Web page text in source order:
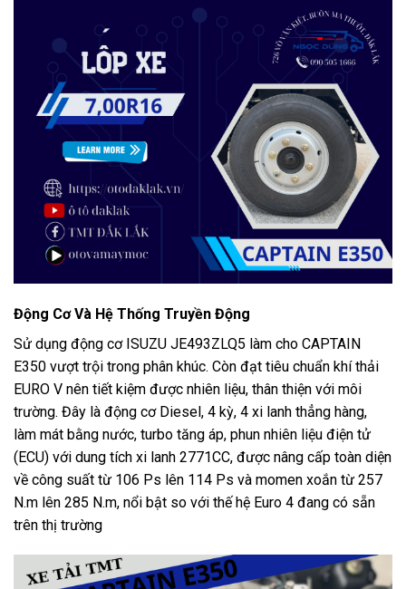
Động Cơ Và Hệ Thống Truyền Động
Sử dụng động cơ ISUZU JE493ZLQ5 làm cho CAPTAIN
E350 vượt trội trong phân khúc. Còn đạt tiêu chuẩn khí thải
EURO V nên tiết kiệm được nhiên liệu, thân thiện với môi
trường. Đây là động cơ Diesel, 4 kỳ, 4 xi lanh thẳng hàng,
làm mát bằng nước, turbo tăng áp, phun nhiên liệu điện tử
(ECU) với dung tích xi lanh 2771CC, được nâng cấp toàn diện
về công suất từ 106 Ps lên 114 Ps và momen xoắn từ 257
N.m lên 285 N.m, nổi bật so với thế hệ Euro 4 đang có sẵn
trên thị trường